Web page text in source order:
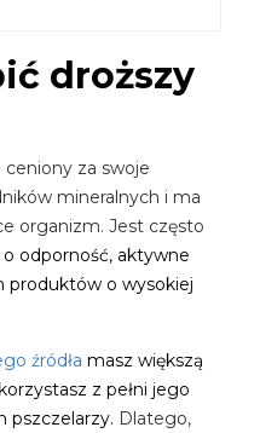
droższy
za swoje
mineralnych i ma
organizm. Jest często
o odporność, aktywne
produktów o wysokiej
źródła masz większą
z pełni jego
pszczelarzy. Dlatego,